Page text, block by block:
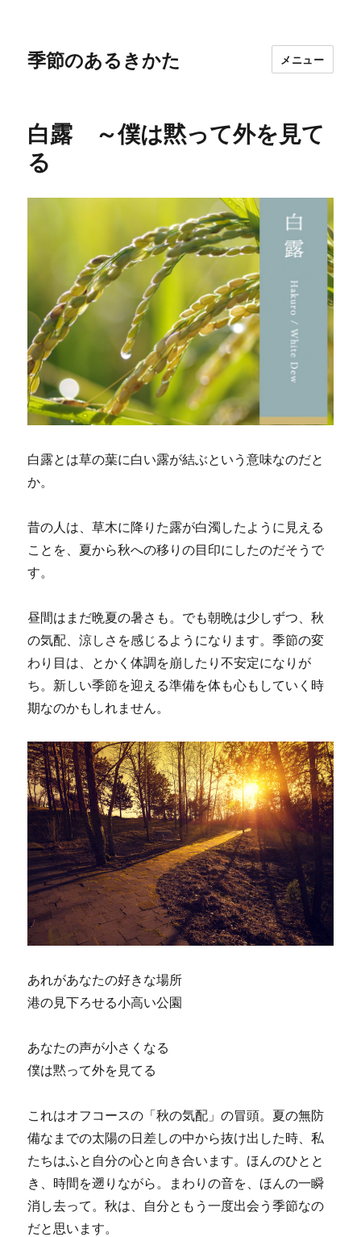
季節のあるきかた メニュー
白露 ～僕は黙って外を見て
る
白露とは草の葉に白い露が結ぶという意味なのだと
か。
昔の人は、草木に降りた露が白濁したように見える
ことを、夏から秋への移りの目印にしたのだそうで
す。
昼間はまだ晩夏の暑さも。でも朝晩は少しずつ、秋
の気配、涼しさを感じるようになります。季節の変
わり目は、とかく体調を崩したり不安定になりが
ち。新しい季節を迎える準備を体も心もしていく時
期なのかもしれません。
あれがあなたの好きな場所
港の見下ろせる小高い公園
あなたの声が小さくなる
僕は黙って外を見てる
これはオフコースの「秋の気配」の冒頭。夏の無防
備なまでの太陽の日差しの中から抜け出した時、私
たちはふと自分の心と向き合います。ほんのひとと
き、時間を遡りながら。まわりの音を、ほんの一瞬
消し去って。秋は、自分ともう一度出会う季節なの
だと思います。